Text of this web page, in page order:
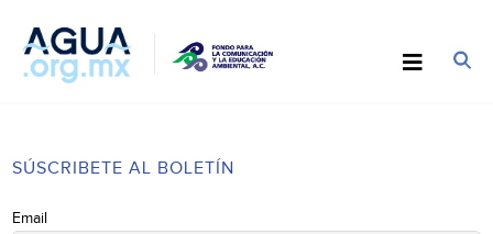
SÚSCRIBETE AL BOLETÍN
Email